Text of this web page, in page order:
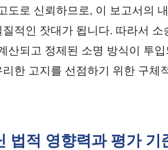
도로 신뢰하므로, 이 보고서의
적인 잣대가 됩니다. 따라서 소
산되고 정제된 소명 방식이 투입
한 고지를 선점하기 위한 구체
법적 영향력과 평가 기